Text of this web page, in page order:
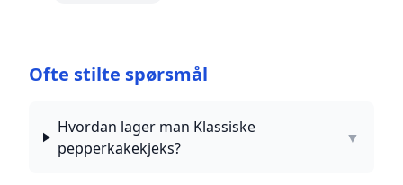
Ofte stilte spørsmål
Hvordan lager man Klassiske
pepperkakekjeks?
▼